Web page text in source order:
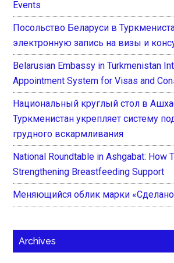
Events
Посольство Беларуси в
электронную запись на визы и
Belarusian Embassy in Turkmenistan
Appointment System for Visas and
Национальный круглый стол в
Туркменистан укрепляет систему
грудного вскармливания
National Roundtable in Ashgabat: How
Strengthening Breastfeeding Support
Меняющийся облик марки
Archives